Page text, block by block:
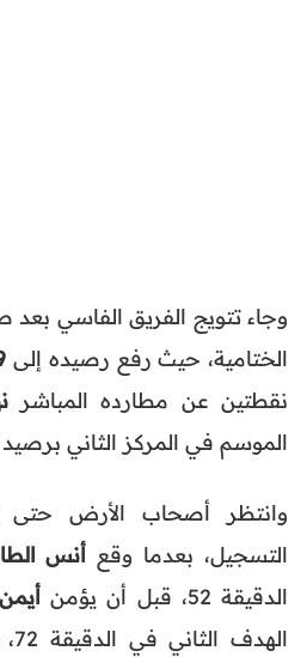
وجاء تتويج الفريق الفاسي
الختامية، حيث رفع رصيده إلى
نقطتين عن مطارده المباشر
الموسم في المركز الثاني برصيد
وانتظر أصحاب الأرض حتى
التسجيل، بعدما وقع أنس
الدقيقة 52، قبل أن يؤمن